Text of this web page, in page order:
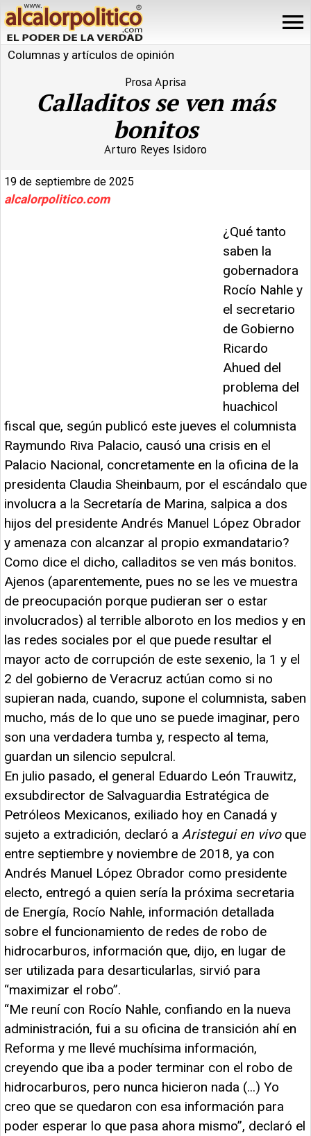
Columnas y artículos de opinión
Prosa Aprisa
Calladitos se ven más
bonitos
Arturo Reyes Isidoro
19 de septiembre de 2025
alcalorpolitico.com
¿Qué tanto
saben la
gobernadora
Rocío Nahle y
el secretario
de Gobierno
Ricardo
Ahued del
problema del
huachicol
fiscal que, según publicó este jueves el columnista
Raymundo Riva Palacio, causó una crisis en el
Palacio Nacional, concretamente en la oficina de la
presidenta Claudia Sheinbaum, por el escándalo que
involucra a la Secretaría de Marina, salpica a dos
hijos del presidente Andrés Manuel López Obrador
y amenaza con alcanzar al propio exmandatario?
Como dice el dicho, calladitos se ven más bonitos.
Ajenos (aparentemente, pues no se les ve muestra
de preocupación porque pudieran ser o estar
involucrados) al terrible alboroto en los medios y en
las redes sociales por el que puede resultar el
mayor acto de corrupción de este sexenio, la 1 y el
2 del gobierno de Veracruz actúan como si no
supieran nada, cuando, supone el columnista, saben
mucho, más de lo que uno se puede imaginar, pero
son una verdadera tumba y, respecto al tema,
guardan un silencio sepulcral.
En julio pasado, el general Eduardo León Trauwitz,
exsubdirector de Salvaguardia Estratégica de
Petróleos Mexicanos, exiliado hoy en Canadá y
sujeto a extradición, declaró a Aristegui en vivo que
entre septiembre y noviembre de 2018, ya con
Andrés Manuel López Obrador como presidente
electo, entregó a quien sería la próxima secretaria
de Energía, Rocío Nahle, información detallada
sobre el funcionamiento de redes de robo de
hidrocarburos, información que, dijo, en lugar de
ser utilizada para desarticularlas, sirvió para
“maximizar el robo”.
“Me reuní con Rocío Nahle, confiando en la nueva
administración, fui a su oficina de transición ahí en
Reforma y me llevé muchísima información,
creyendo que iba a poder terminar con el robo de
hidrocarburos, pero nunca hicieron nada (...) Yo
creo que se quedaron con esa información para
poder esperar lo que pasa ahora mismo”, declaró el